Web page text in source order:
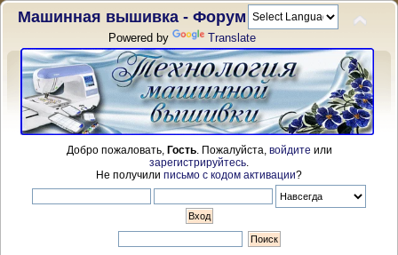
Машинная вышивка - Форум
Powered by Translate
Добро пожаловать, Гость. Пожалуйста, войдите или
зарегистрируйтесь
Не получили письмо с кодом активации?